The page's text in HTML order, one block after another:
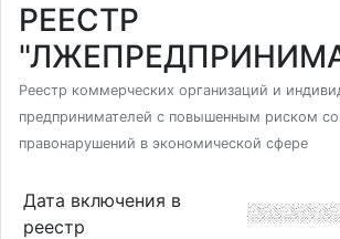
РЕЕСТР
Реестр коммерческих организаций и
предпринимателей с повышенным риском
правонарушений в экономической сфере
Дата включения в
реестр